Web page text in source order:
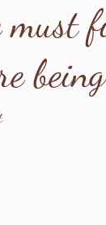
must